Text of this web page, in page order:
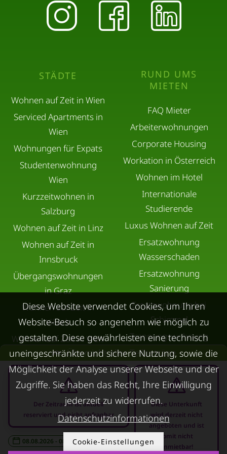
Übersicht aller Teilbeträge
Der Zeitraum ist aktuell
reserviert und nicht anfragbar
08.08.2026 - 08.09.2026 -
Diese Unterkunft
wird derzeit nicht
angeboten und ist
somit nicht
anmietbar!
STÄDTE
Wohnen auf Zeit in Wien
Serviced Apartments in
Wien
Wohnungen für Expats
Studentenwohnung
Wien
Kurzzeitwohnen in
Salzburg
Wohnen auf Zeit in Linz
Wohnen auf Zeit in
Innsbruck
Übergangswohnungen
in Graz
Wohnen auf Zeit in
Villach
Wohnen auf Zeit in Wels
Kurzzeitmiete Klagenfurt
Wohnen auf Zeit
Dornbirn
Kurzzeitmiete
Deutschland
RUND UMS
MIETEN
FAQ Mieter
Arbeiterwohnungen
Corporate Housing
Workation in Österreich
Wohnen im Hotel
Internationale
Studierende
Luxus Wohnen auf Zeit
Ersatzwohnung
Wasserschaden
Ersatzwohnung
Sanierung
Ersatzwohnung bei
Schimmel
Trennungswohnung
Filmförderung
Österreich
RUND UMS
VERMIETEN
KONTAKT
Diese Website verwendet Cookies, um Ihren
Website-Besuch so angenehm wie möglich zu
gestalten. Diese gewährleisten eine technisch
uneingeschränkte und sichere Nutzung, sowie die
Möglichkeit der Analyse unserer Webseite und der
Zugriffe. Sie haben das Recht, Ihre Einwilligung
jederzeit zu widerrufen.
Datenschutzinformationen
Cookie-Einstellungen